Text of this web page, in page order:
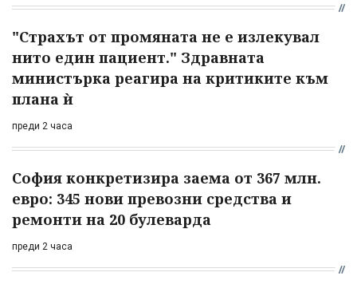
"Страхът от промяната не е излекувал
нито един пациент." Здравната
министърка реагира на критиките към
плана ѝ
преди 2 часа
София конкретизира заема от 367 млн.
евро: 345 нови превозни средства и
ремонти на 20 булеварда
преди 2 часа